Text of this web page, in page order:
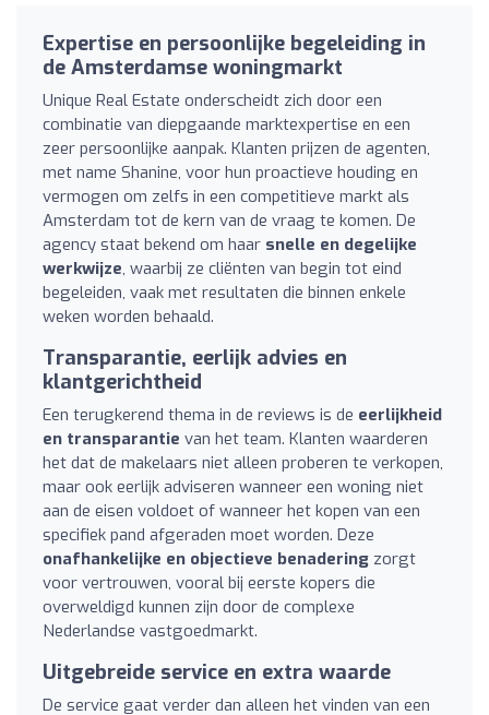
Expertise en persoonlijke begeleiding in
de Amsterdamse woningmarkt
Unique Real Estate onderscheidt zich door een
combinatie van diepgaande marktexpertise en een
zeer persoonlijke aanpak. Klanten prijzen de agenten,
met name Shanine, voor hun proactieve houding en
vermogen om zelfs in een competitieve markt als
Amsterdam tot de kern van de vraag te komen. De
agency staat bekend om haar snelle en degelijke
werkwijze, waarbij ze cliënten van begin tot eind
begeleiden, vaak met resultaten die binnen enkele
weken worden behaald.
Transparantie, eerlijk advies en
klantgerichtheid
Een terugkerend thema in de reviews is de eerlijkheid
en transparantie van het team. Klanten waarderen
het dat de makelaars niet alleen proberen te verkopen,
maar ook eerlijk adviseren wanneer een woning niet
aan de eisen voldoet of wanneer het kopen van een
specifiek pand afgeraden moet worden. Deze
onafhankelijke en objectieve benadering zorgt
voor vertrouwen, vooral bij eerste kopers die
overweldigd kunnen zijn door de complexe
Nederlandse vastgoedmarkt.
Uitgebreide service en extra waarde
De service gaat verder dan alleen het vinden van een